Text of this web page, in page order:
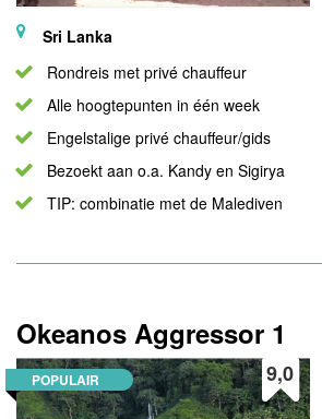
Sri Lanka
Rondreis met privé chauffeur
Alle hoogtepunten in één week
Engelstalige privé chauffeur/gids
Bezoekt aan o.a. Kandy en Sigirya
TIP: combinatie met de Malediven
Okeanos Aggressor 1
POPULAIR 9,0